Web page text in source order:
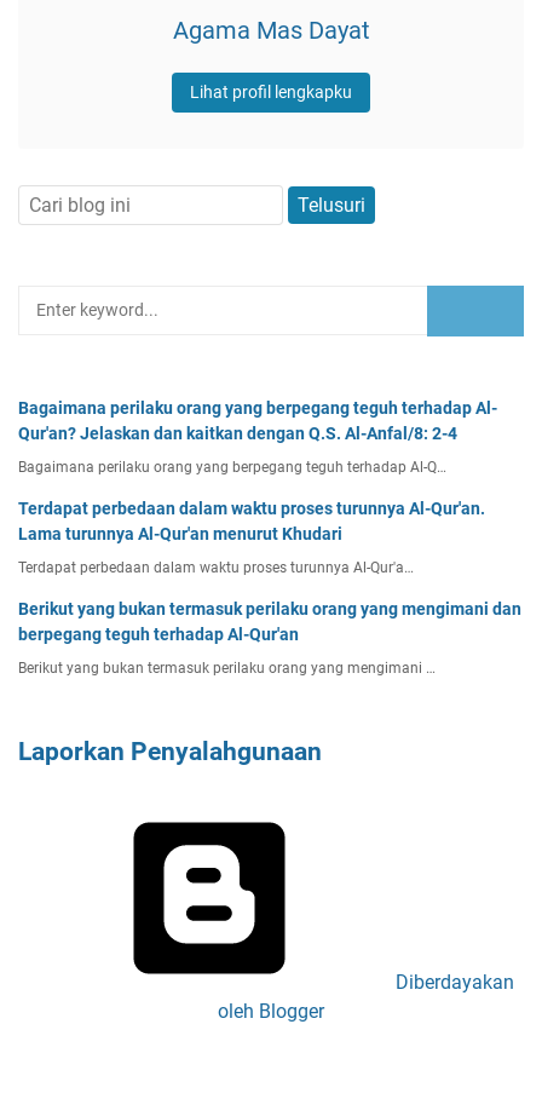
Agama Mas Dayat
Lihat profil lengkapku
Bagaimana perilaku orang yang berpegang teguh terhadap Al-
Qur'an? Jelaskan dan kaitkan dengan Q.S. Al-Anfal/8: 2-4
Bagaimana perilaku orang yang berpegang teguh terhadap Al-Q…
Terdapat perbedaan dalam waktu proses turunnya Al-Qur'an.
Lama turunnya Al-Qur'an menurut Khudari
Terdapat perbedaan dalam waktu proses turunnya Al-Qur'a…
Berikut yang bukan termasuk perilaku orang yang mengimani dan
berpegang teguh terhadap Al-Qur'an
Berikut yang bukan termasuk perilaku orang yang mengimani …
Laporkan Penyalahgunaan
Diberdayakan
oleh Blogger